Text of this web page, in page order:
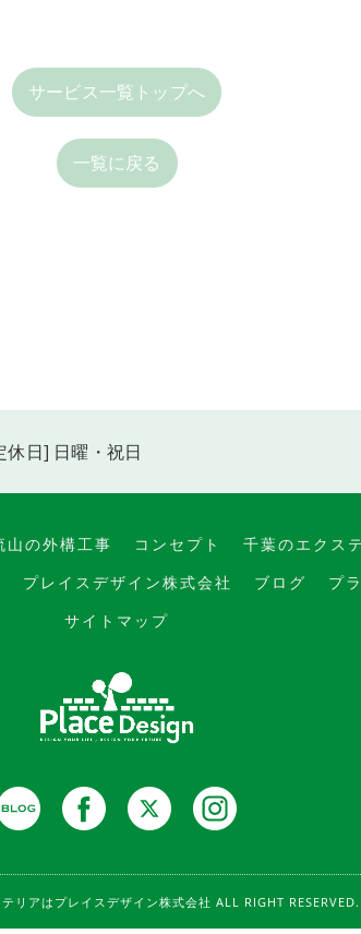
サービス一覧トップへ
一覧に戻る
日] 日曜・祝日
山の外構工事 コンセプト 千葉のエクス
プレイスデザイン株式会社 ブログ プ
サイトマップ
リアはプレイスデザイン株式会社 ALL RIGHT RESERVED.